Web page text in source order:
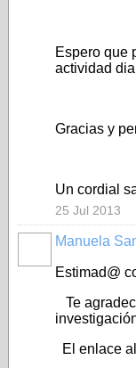
Espero que
actividad
Gracias y
Un cordial
25 Jul 2013
Manuela
Estimad@
Te
El enlace